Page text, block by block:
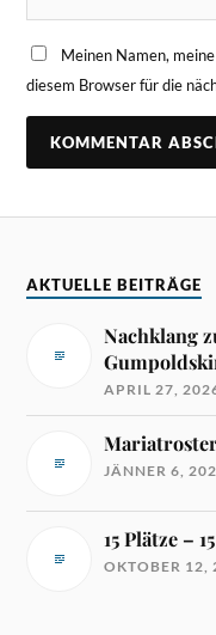
Meinen Namen,
diesem Browser für die
AKTUELLE BEITRÄGE
Nachklang
APRIL 27,
JÄNNER 6,
15 Plätze –
OKTOBER 12,